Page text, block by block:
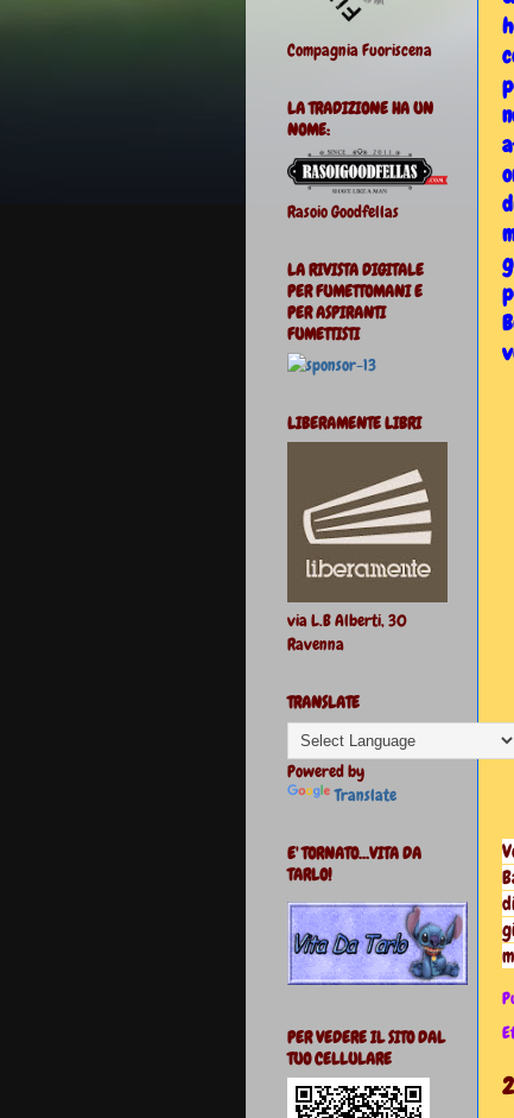
Compagnia Fuoriscena
LA TRADIZIONE HA UN
NOME:
Rasoio Goodfellas
LA RIVISTA DIGITALE
PER FUMETTOMANI E
PER ASPIRANTI
FUMETTISTI
LIBERAMENTE LIBRI
via L.B Alberti, 30
Ravenna
TRANSLATE
Powered by
Translate
E' TORNATO...VITA DA
TARLO!
PER VEDERE IL SITO DAL
TUO CELLULARE